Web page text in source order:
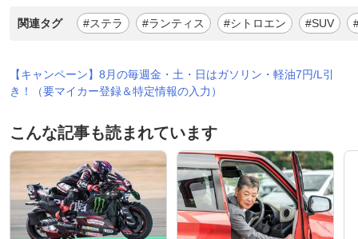
関連タグ #ステラ #ランティス #シトロエン #SUV
【キャンペーン】8月の毎週金・土・日はガソリン・軽油7円/L引
き！（要マイカー登録＆特定情報の入力）
こんな記事も読まれています